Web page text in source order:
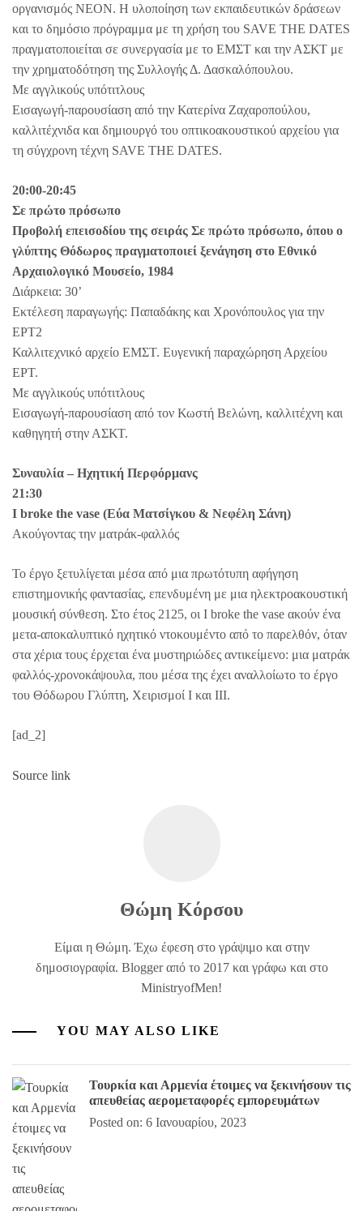
οργανισμός ΝΕΟΝ. Η υλοποίηση των εκπαιδευτικών δράσεων
και το δημόσιο πρόγραμμα με τη χρήση του SAVE THE DATES
πραγματοποιείται σε συνεργασία με το ΕΜΣΤ και την ΑΣΚΤ με
την χρηματοδότηση της Συλλογής Δ. Δασκαλόπουλου.
Με αγγλικούς υπότιτλους
Εισαγωγή-παρουσίαση από την Κατερίνα Ζαχαροπούλου,
καλλιτέχνιδα και δημιουργό του οπτικοακουστικού αρχείου για
τη σύγχρονη τέχνη SAVE THE DATES.
20:00-20:45
Σε πρώτο πρόσωπο
Προβολή επεισοδίου της σειράς Σε πρώτο πρόσωπο, όπου ο
γλύπτης Θόδωρος πραγματοποιεί ξενάγηση στο Εθνικό
Αρχαιολογικό Μουσείο, 1984
Διάρκεια: 30’
Εκτέλεση παραγωγής: Παπαδάκης και Χρονόπουλος για την
ΕΡΤ2
Καλλιτεχνικό αρχείο ΕΜΣΤ. Ευγενική παραχώρηση Αρχείου
ΕΡΤ.
Με αγγλικούς υπότιτλους
Εισαγωγή-παρουσίαση από τον Κωστή Βελώνη, καλλιτέχνη και
καθηγητή στην ΑΣΚΤ.
Συναυλία – Ηχητική Περφόρμανς
21:30
I broke the vase (Εύα Ματσίγκου & Νεφέλη Σάνη)
Ακούγοντας την ματράκ-φαλλός
Το έργο ξετυλίγεται μέσα από μια πρωτότυπη αφήγηση
επιστημονικής φαντασίας, επενδυμένη με μια ηλεκτροακουστική
μουσική σύνθεση. Στο έτος 2125, οι I broke the vase ακούν ένα
μετα-αποκαλυπτικό ηχητικό ντοκουμέντο από το παρελθόν, όταν
στα χέρια τους έρχεται ένα μυστηριώδες αντικείμενο: μια ματράκ
φαλλός-χρονοκάψουλα, που μέσα της έχει αναλλοίωτο το έργο
του Θόδωρου Γλύπτη, Χειρισμοί I και III.
[ad_2]
Source link
Θώμη Κόρσου
Είμαι η Θώμη. Έχω έφεση στο γράψιμο και στην
δημοσιογραφία. Blogger από το 2017 και γράφω και στο
MinistryofMen!
YOU MAY ALSO LIKE
Τουρκία και Αρμενία έτοιμες να ξεκινήσουν τις
απευθείας αερομεταφορές εμπορευμάτων
Posted on: 6 Ιανουαρίου, 2023